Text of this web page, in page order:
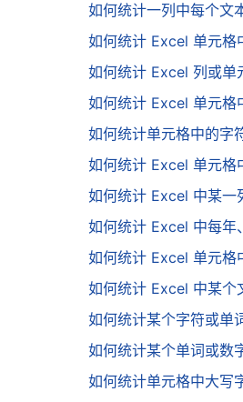
如何统计一列中每个文
如何统计 Excel 单元格
如何统计 Excel 列或单
如何统计 Excel 单元格
如何统计单元格中的字
如何统计 Excel 单元格
如何统计 Excel 中某一
如何统计 Excel 中每年
如何统计 Excel 单元格
如何统计 Excel 中某个
如何统计某个字符或单
如何统计某个单词或数
如何统计单元格中大写